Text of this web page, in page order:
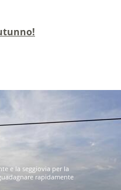
e la seggiovia per la
rapidamente